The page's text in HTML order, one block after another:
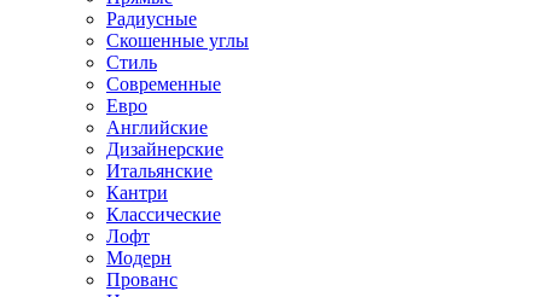
Радиусные
Скошенные углы
Стиль
Современные
Евро
Английские
Дизайнерские
Итальянские
Кантри
Классические
Лофт
Модерн
Прованс